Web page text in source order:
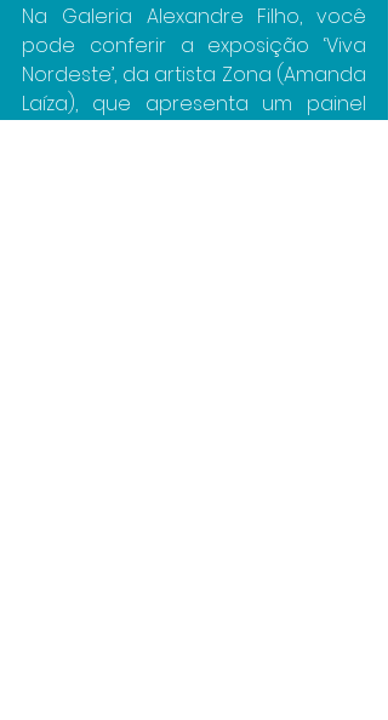
Na Galeria Alexandre Filho, você
pode conferir a exposição ‘Viva
Nordeste’, da artista Zona (Amanda
Laíza), que apresenta um painel